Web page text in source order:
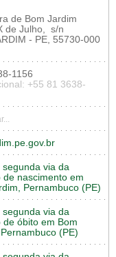
de Bom Jardim
de Julho, s/n
- PE, 55730-000
1156
+55 81 3638-
segunda via da
de nascimento em
Pernambuco (PE)
segunda via da
de óbito em Bom
(PE)